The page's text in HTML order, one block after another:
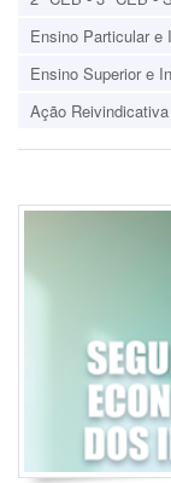
Ensino Particular e
Ensino Superior e
Ação Reivindicativa